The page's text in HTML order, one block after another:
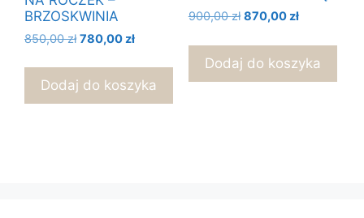
BRZOSKWINIA
850,00zł Pierwotna
wynosiła:
850,00 zł.
780,00złAktualna
wynosi:
780,00 zł.
Dodaj do koszyka
900,00zł Pierwotna
wynosiła:
900,00 zł.
870,00złAktualna
wynosi:
870,00 zł.
Dodaj do koszyka